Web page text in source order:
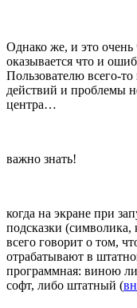
Однако же, и это очень
оказывается что и
Пользователю всего-то
действий и проблемы
центра…
важно знать!
когда на экране при
подсказки
всего говорит о том,
отрабатывают в
программная: виною
софт, либо штатный (